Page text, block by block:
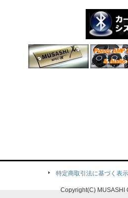
特定商取引法に基づく表示
Copyright(C) MUSASHI